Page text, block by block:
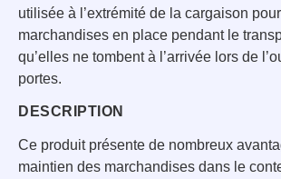
utilisée à l’extrémité de la cargaison
marchandises en place pendant le
qu’elles ne tombent à l’arrivée lors de
portes.
DESCRIPTION
Ce produit présente de nombreux
maintien des marchandises dans le